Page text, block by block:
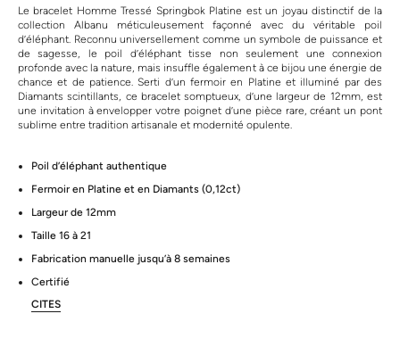
Le bracelet Homme Tressé Springbok Platine est un joyau distinctif de la
collection Albanu méticuleusement façonné avec du véritable poil
d’éléphant. Reconnu universellement comme un symbole de puissance et
de sagesse, le poil d’éléphant tisse non seulement une connexion
profonde avec la nature, mais insuffle également à ce bijou une énergie de
chance et de patience. Serti d’un fermoir en Platine et illuminé par des
Diamants scintillants, ce bracelet somptueux, d’une largeur de 12mm, est
une invitation à envelopper votre poignet d’une pièce rare, créant un pont
sublime entre tradition artisanale et modernité opulente.
Poil d’éléphant authentique
Fermoir en Platine et en Diamants (0,12ct)
Largeur de 12mm
Taille 16 à 21
Fabrication manuelle jusqu’à 8 semaines
Certifié
CITES